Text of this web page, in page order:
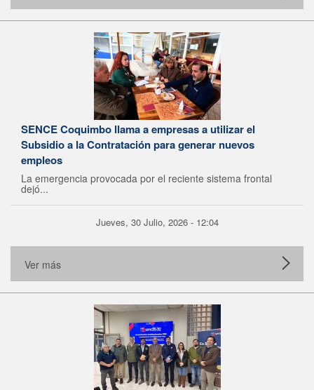
SENCE Coquimbo llama a empresas a utilizar el
Subsidio a la Contratación para generar nuevos
empleos
La emergencia provocada por el reciente sistema frontal
dejó...
Jueves, 30 Julio, 2026 - 12:04
Ver más